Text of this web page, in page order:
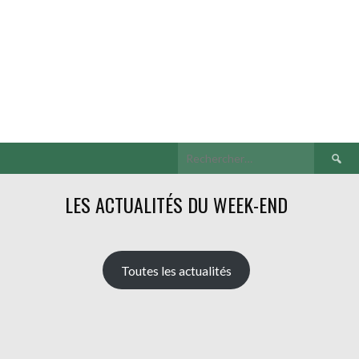
LES ACTUALITÉS DU WEEK-END
Toutes les actualités